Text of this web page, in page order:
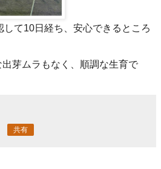
て10日経ち、安心できるところ
芽ムラもなく、順調な生育で
共有